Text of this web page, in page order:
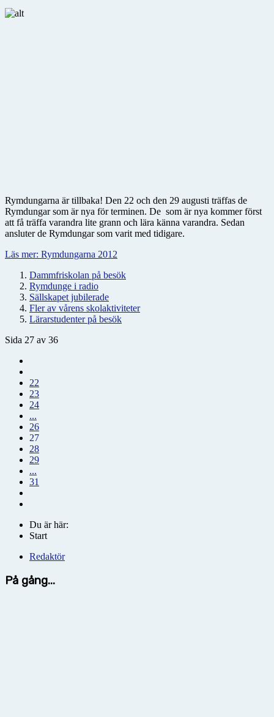
Rymdungarna är tillbaka! Den 22 och den 29 augusti träffas de
Rymdungar som är nya för terminen. De som är nya kommer först
att få träffa varandra lite grann och lära känna varandra. Sedan
ansluter de Rymdungar som varit med tidigare.
Läs mer: Rymdungarna 2012
Dammfriskolan på besök
Rymdunge i radio
Sällskapet jubilerade
Fler av vårens skolaktiviteter
Lärarstudenter på besök
Sida 27 av 36
22
23
24
...
26
27
28
29
...
31
Du är här:
Start
Redaktör
På gång...